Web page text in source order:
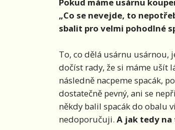
Pokud máme usárnu
„Co se nevejde, to
sbalit pro velmi pohodlné
To, co dělá usárnu usárnou,
dočíst rady, že si máme ušít
následně nacpeme spacák,
dostatečně pevný, ani se
někdy balil spacák do obalu
nedoporučuji. A jak tedy na